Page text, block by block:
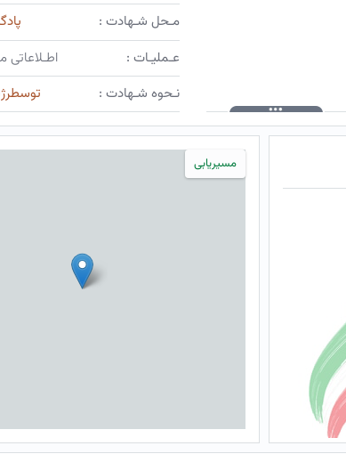
مـحل شـهادت :
عـملیـات :
نـحوه شـهادت :
مسیریابی